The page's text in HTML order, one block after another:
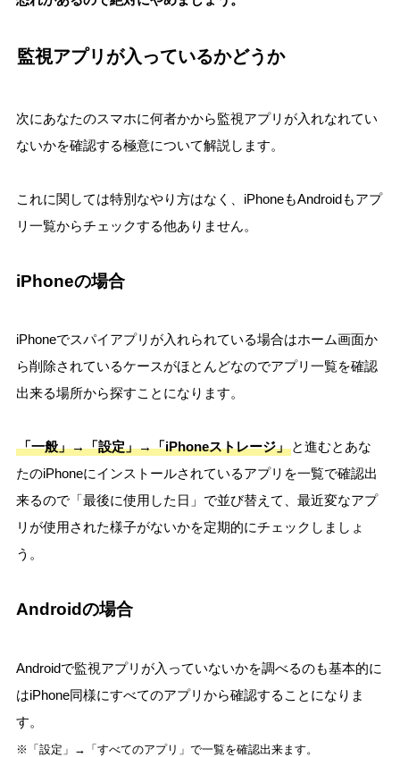
監視アプリが入っているかどうか
次にあなたのスマホに何者かから監視アプリが入れなれてい
ないかを確認する極意について解説します。
これに関しては特別なやり方はなく、iPhoneもAndroidもアプ
リ一覧からチェックする他ありません。
iPhoneの場合
iPhoneでスパイアプリが入れられている場合はホーム画面か
ら削除されているケースがほとんどなのでアプリ一覧を確認
出来る場所から探すことになります。
「一般」→「設定」→「iPhoneストレージ」と進むとあな
たのiPhoneにインストールされているアプリを一覧で確認出
来るので「最後に使用した日」で並び替えて、最近変なアプ
リが使用された様子がないかを定期的にチェックしましょ
う。
Androidの場合
Androidで監視アプリが入っていないかを調べるのも基本的に
はiPhone同様にすべてのアプリから確認することになりま
す。
※「設定」→「すべてのアプリ」で一覧を確認出来ます。
×
ちょっと待ってください！